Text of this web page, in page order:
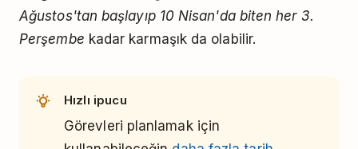
Ağustos'tan başlayıp 10 Nisan'da biten her 3.
Perşembe kadar karmaşık da olabilir.
Hızlı ipucu
Görevleri planlamak için